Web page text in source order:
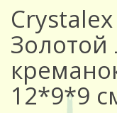
Золотой
12*9*9